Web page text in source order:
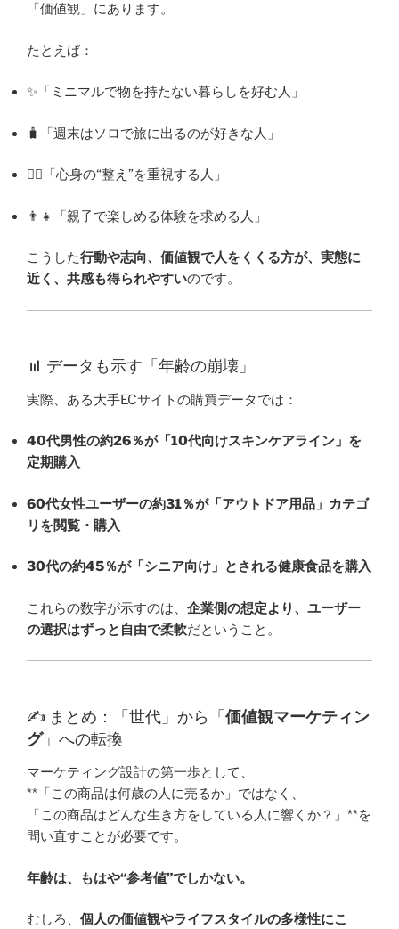
「価値観」にあります。
たとえば：
✨「ミニマルで物を持たない暮らしを好む人」
🧳「週末はソロで旅に出るのが好きな人」
🧘‍♀️「心身の“整え”を重視する人」
👨‍👧「親子で楽しめる体験を求める人」
こうした行動や志向、価値観で人をくくる方が、実態に
近く、共感も得られやすいのです。
📊 データも示す「年齢の崩壊」
実際、ある大手ECサイトの購買データでは：
40代男性の約26％が「10代向けスキンケアライン」を
定期購入
60代女性ユーザーの約31％が「アウトドア用品」カテゴ
リを閲覧・購入
30代の約45％が「シニア向け」とされる健康食品を購入
これらの数字が示すのは、 企業側の想定より、ユーザー
の選択はずっと自由で柔軟だということ。
✍️ まとめ：「世代」から「価値観マーケティン
グ」への転換
マーケティング設計の第一歩として、
**「この商品は何歳の人に売るか」ではなく、
「この商品はどんな生き方をしている人に響くか？」**を
問い直すことが必要です。
年齢は、もはや“参考値”でしかない。
むしろ、 個人の価値観やライフスタイルの多様性にこ